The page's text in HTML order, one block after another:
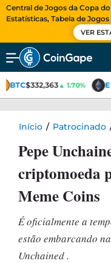
Central de Jogos da Copa
Estatísticas, Tabela de
VER
BTC$332,363▲ 1.70%
Início / Patrocinado
Pepe
criptomoeda
Meme Coins
É oficialmente a
estão embarcando
Unchained .